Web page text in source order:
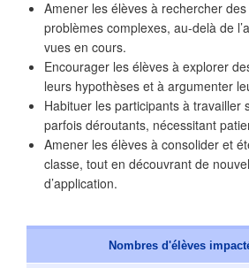
❄
Amener les élèves à rechercher
problèmes complexes, au-delà de
vues en cours.
Encourager les élèves à explorer
leurs hypothèses et à argumenter
Habituer les participants à travailler
parfois déroutants, nécessitant
Amener les élèves à consolider et
classe, tout en découvrant de
d’application.
Nombres d'élèves